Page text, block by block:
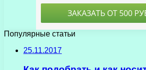
Популярные статьи
25.11.2017